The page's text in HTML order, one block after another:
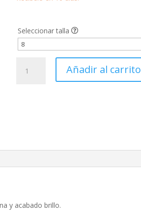
Seleccionar talla
boda
Añadir al carrito
y acabado brillo.